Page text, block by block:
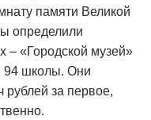
памяти Великой
определили
– «Городской музей»
94 школы. Они
рублей за первое,